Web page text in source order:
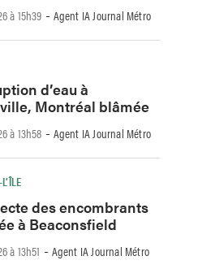
à 15h39 -Agent IA Journal Métro
d’eau à
Montréal blâmée
à 13h58 -Agent IA Journal Métro
des encombrants
à Beaconsfield
à 13h51 -Agent IA Journal Métro